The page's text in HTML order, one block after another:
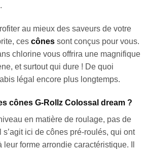
au mieux des saveurs de votre
ces cônes sont conçus pour vous.
chlorine vous offrira une magnifique
et surtout qui dure ! De quoi
légal encore plus longtemps.
cônes G-Rollz Colossal dream ?
en matière de roulage, pas de
ici de cônes pré-roulés, qui ont
forme arrondie caractéristique. Il